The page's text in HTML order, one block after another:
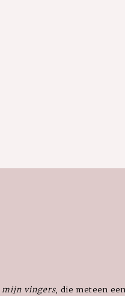
mijn vingers , die meteen een